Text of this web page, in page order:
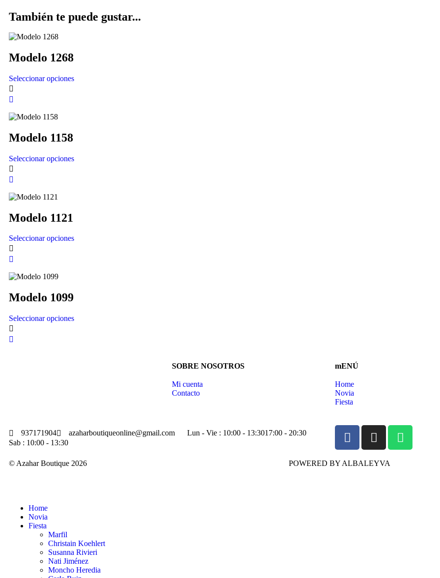
También te puede gustar...
Modelo 1268
Seleccionar opciones
Modelo 1158
Seleccionar opciones
Modelo 1121
Seleccionar opciones
Modelo 1099
Seleccionar opciones
SOBRE NOSOTROS
Mi cuenta
Contacto
mENÚ
Home
Novia
Fiesta
937171904 azaharboutiqueonline@gmail.com Lun - Vie : 10:00 - 13:3017:00 - 20:30
Sab : 10:00 - 13:30
© Azahar Boutique 2026 POWERED BY ALBALEYVA
Home
Novia
Fiesta
Marfil
Christain Koehlert
Susanna Rivieri
Nati Jiménez
Moncho Heredia